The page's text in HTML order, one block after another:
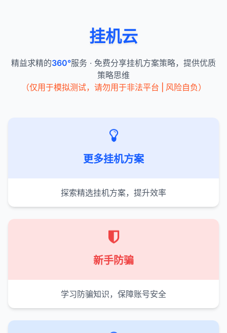
挂机云
精益求精的360°服务 · 免费分享挂机方案策略，提供优质
策略思维
（仅用于模拟测试，请勿用于非法平台 | 风险自负）
更多挂机方案
探索精选挂机方案，提升效率
新手防骗
学习防骗知识，保障账号安全